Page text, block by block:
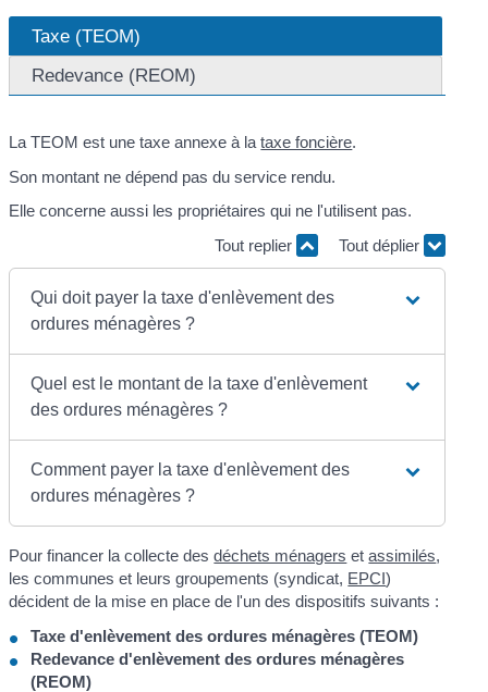
Taxe (TEOM)
Redevance (REOM)
La TEOM est une taxe annexe à lataxe foncière.
Son montant ne dépend pas du service rendu.
Elle concerne aussi les propriétaires qui ne l'utilisent pas.
Tout replier
Tout déplier
Qui doit payer la taxe d'enlèvement des
ordures ménagères ?
Quel est le montant de la taxe d'enlèvement
des ordures ménagères ?
Comment payer la taxe d'enlèvement des
ordures ménagères ?
Pour financer la collecte desdéchets ménagers etassimilés,
les communes et leurs groupements (syndicat, EPCI)
décident de la mise en place de l'un des dispositifs suivants :
Taxe d'enlèvement des ordures ménagères (TEOM)
Redevance d'enlèvement des ordures ménagères
(REOM)